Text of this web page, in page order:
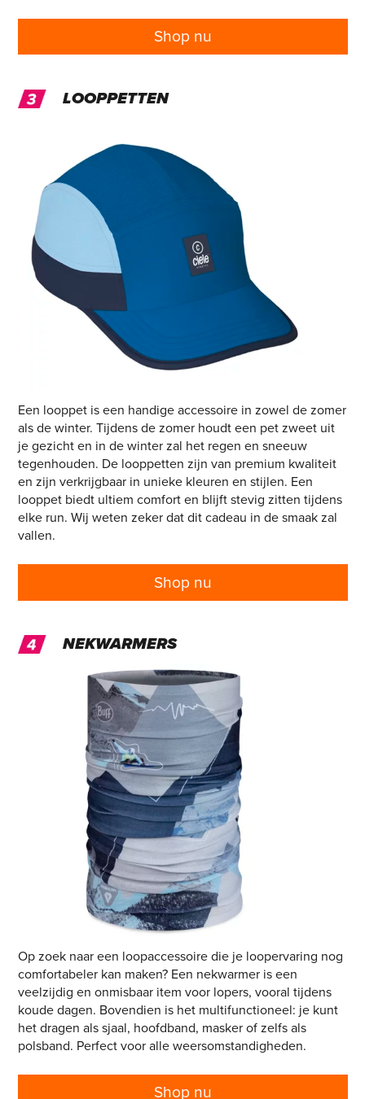
Shop nu
LOOPPETTEN
Een looppet is een handige accessoire in zowel de zomer
als de winter. Tijdens de zomer houdt een pet zweet uit
je gezicht en in de winter zal het regen en sneeuw
tegenhouden. De looppetten zijn van premium kwaliteit
en zijn verkrijgbaar in unieke kleuren en stijlen. Een
looppet biedt ultiem comfort en blijft stevig zitten tijdens
elke run. Wij weten zeker dat dit cadeau in de smaak zal
vallen.
Shop nu
NEKWARMERS
Op zoek naar een loopaccessoire die je loopervaring nog
comfortabeler kan maken? Een nekwarmer is een
veelzijdig en onmisbaar item voor lopers, vooral tijdens
koude dagen. Bovendien is het multifunctioneel: je kunt
het dragen als sjaal, hoofdband, masker of zelfs als
polsband. Perfect voor alle weersomstandigheden.
Shop nu